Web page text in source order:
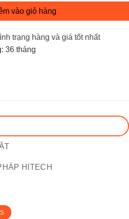
vào giỏ hàng
trạng hàng và giá tốt nhất
36 tháng
HITECH